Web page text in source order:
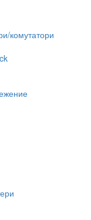
комутатори